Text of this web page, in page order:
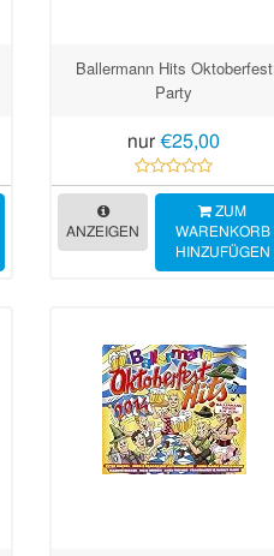
Ballermann Hits Oktoberfest
Party
nur €25,00
ANZEIGEN
ZUM
WARENKORB
HINZUFÜGEN